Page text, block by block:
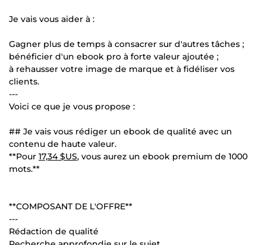
Je vais vous aider à :
Gagner plus de temps à consacrer sur d'autres tâches ;
bénéficier d'un ebook pro à forte valeur ajoutée ;
à rehausser votre image de marque et à fidéliser vos
clients.
---
Voici ce que je vous propose :
## Je vais vous rédiger un ebook de qualité avec un
contenu de haute valeur.
**Pour 17,34 $US, vous aurez un ebook premium de 1000
mots.**
**COMPOSANT DE L'OFFRE**
---
Rédaction de qualité